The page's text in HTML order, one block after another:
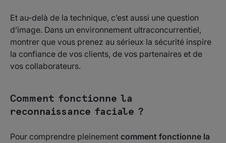
Et au-delà de la technique, c’est aussi une question
d’image. Dans un environnement ultraconcurrentiel,
montrer que vous prenez au sérieux la sécurité inspire
la confiance de vos clients, de vos partenaires et de
vos collaborateurs.
Comment fonctionne la
reconnaissance faciale ?
Pour comprendre pleinement comment fonctionne la